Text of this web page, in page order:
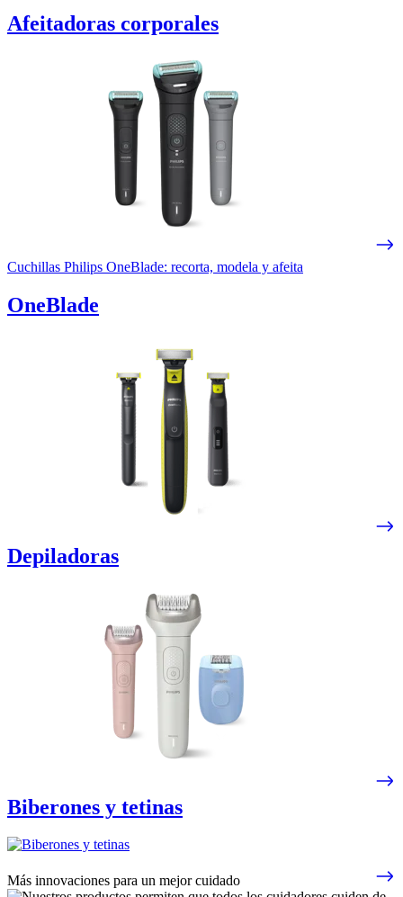
Afeitadoras corporales
Cuchillas Philips OneBlade: recorta, modela y afeita
OneBlade
Depiladoras
Biberones y tetinas
Más innovaciones para un mejor cuidado